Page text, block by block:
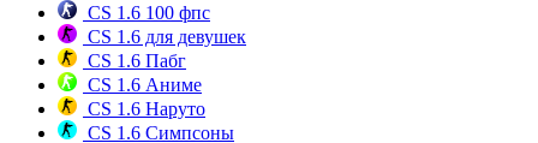
CS 1.6 100 фпс
CS 1.6 для девушек
CS 1.6 Пабг
CS 1.6 Аниме
CS 1.6 Наруто
CS 1.6 Симпсоны